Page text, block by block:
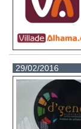
29/02/2016